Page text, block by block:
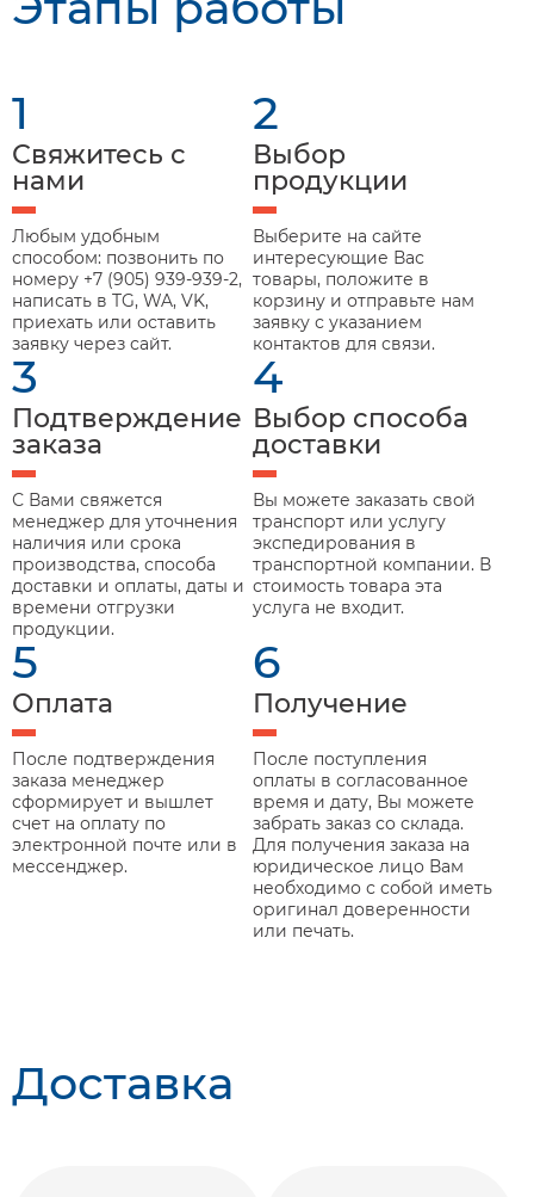
1
Свяжитесь с
нами
Любым удобным
способом: позвонить по
номеру +7 (905) 939-939-2,
написать в TG, WA, VK,
приехать или оставить
заявку через сайт.
2
Выбор
продукции
Выберите на сайте
интересующие Вас
товары, положите в
корзину и отправьте нам
заявку с указанием
контактов для связи.
3
Подтверждение
заказа
С Вами свяжется
менеджер для уточнения
наличия или срока
производства, способа
доставки и оплаты, даты и
времени отгрузки
продукции.
4
Выбор способа
доставки
Вы можете заказать свой
транспорт или услугу
экспедирования в
транспортной компании. В
стоимость товара эта
услуга не входит.
5
Оплата
После подтверждения
заказа менеджер
сформирует и вышлет
счет на оплату по
электронной почте или в
мессенджер.
6
Получение
После поступления
оплаты в согласованное
время и дату, Вы можете
забрать заказ со склада.
Для получения заказа на
юридическое лицо Вам
необходимо с собой иметь
оригинал доверенности
или печать.
Доставка